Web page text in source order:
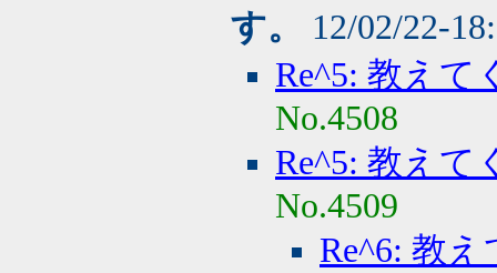
す。
12/02/22-
Re^5: 教えて
No.4508
Re^5: 教えて
No.4509
Re^6: 教